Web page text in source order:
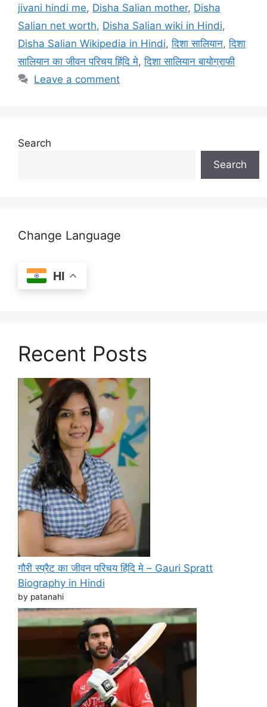
jivani hindi me, Disha Salian mother, Disha
Salian net worth, Disha Salian wiki in Hindi,
Disha Salian Wikipedia in Hindi,दिशा सालियान,दिशा
सालियान का जीवन परिचय हिंदि मे,दिशा सालियान बायोग्राफी
Leave a comment
Search
Search
Change Language
HI
Recent Posts
गौरी स्प्रैट का जीवन परिचय हिंदि मे – Gauri Spratt
Biography in Hindi
by patanahi